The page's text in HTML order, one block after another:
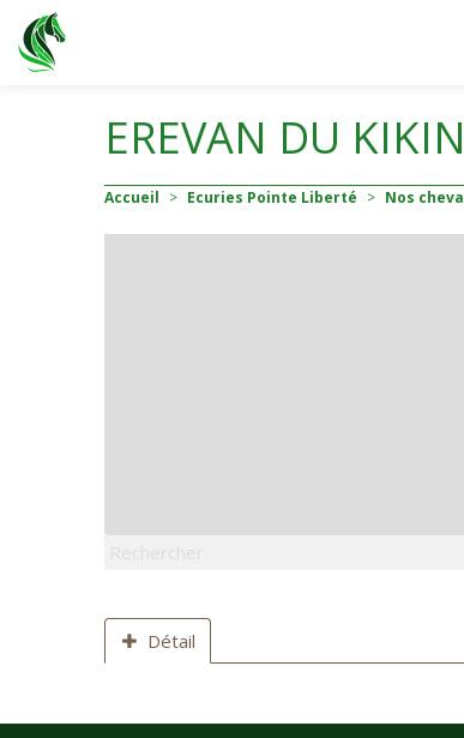
EREVAN DU
Accueil > Ecuries Pointe Liberté > Nos
Détail